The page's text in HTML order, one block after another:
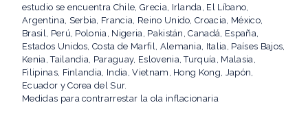
estudio se encuentra Chile, Grecia, Irlanda, El Líbano,
Argentina, Serbia, Francia, Reino Unido, Croacia, México,
Brasil, Perú, Polonia, Nigeria, Pakistán, Canadá, España,
Estados Unidos, Costa de Marfil, Alemania, Italia, Países Bajos,
Kenia, Tailandia, Paraguay, Eslovenia, Turquía, Malasia,
Filipinas, Finlandia, India, Vietnam, Hong Kong, Japón,
Ecuador y Corea del Sur.
Medidas para contrarrestar la ola inflacionaria